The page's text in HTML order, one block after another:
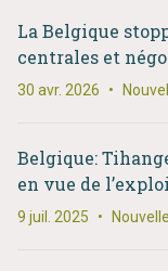
La Belgique
centrales et
30 avr. 2026 •
Belgique:
en vue de
9 juil. 2025 •